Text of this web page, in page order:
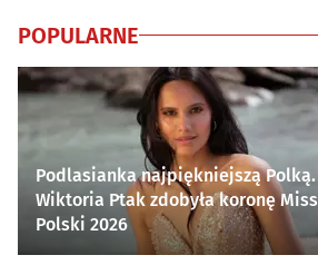
POPULARNE
Podlasianka najpiękniejszą Polką.
Wiktoria Ptak zdobyła koronę Miss
Polski 2026